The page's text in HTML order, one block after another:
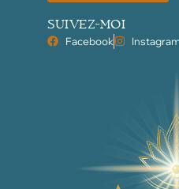
SUIVEZ-MOI
Facebook